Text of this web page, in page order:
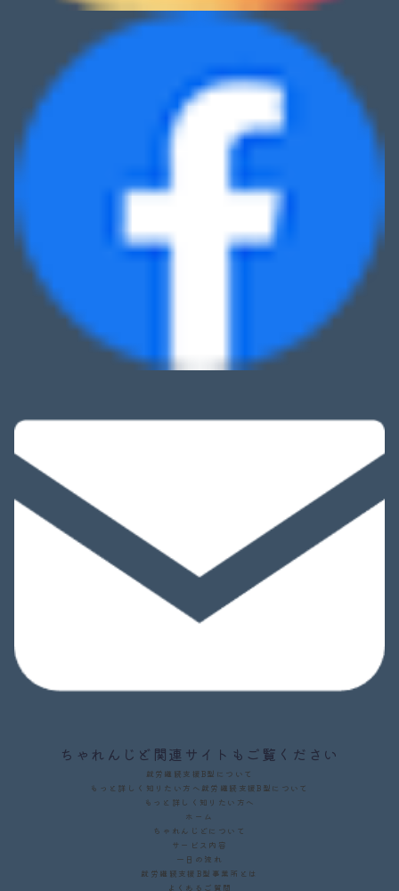
ちゃれんじど関連サイトもご覧ください
就労継続支援B型について
もっと詳しく知りたい方へ 就労継続支援B型について
もっと詳しく知りたい方へ
ホーム
ちゃれんじどについて
サービス内容
一日の流れ
就労継続支援B型事業所とは
よくあるご質問